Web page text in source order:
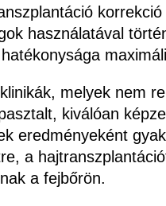
használatával
melyek nem
kiválóan
eredményeként
a
a fejbőrön.